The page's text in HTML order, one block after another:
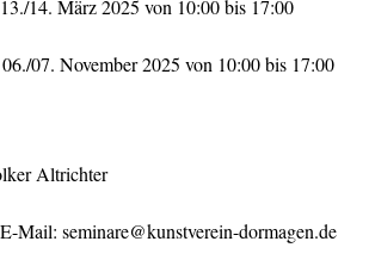
März 2025 von 10:00 bis 17:00
November 2025 von 10:00 bis 17:00
Altrichter
E-Mail: seminare@kunstverein-dormagen.de